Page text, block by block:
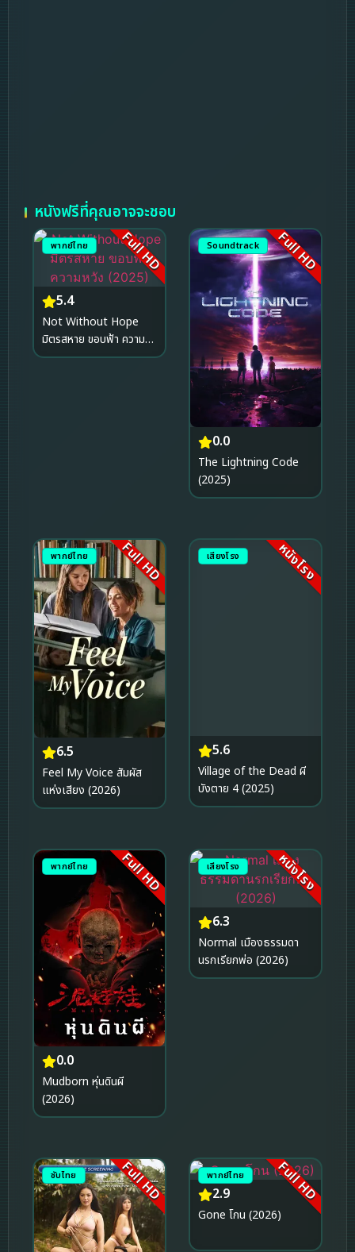
หนังฟรีที่คุณอาจจะชอบ
พากย์ไทย Full HD
5.4
Not Without Hope
มิตรสหาย ขอบฟ้า ความ
หวัง (2025)
Soundtrack Full HD
0.0
The Lightning Code
(2025)
พากย์ไทย Full HD
6.5
Feel My Voice สัมผัส
แห่งเสียง (2026)
เสียงโรง หนังโรง
5.6
Village of the Dead ผี
บังตาย 4 (2025)
พากย์ไทย Full HD
0.0
Mudborn หุ่นดินผี
(2026)
เสียงโรง หนังโรง
6.3
Normal เมืองธรรมดา
นรกเรียกพ่อ (2026)
ซับไทย Full HD พากย์ไทย Full HD
2.9
Gone โกน (2026)